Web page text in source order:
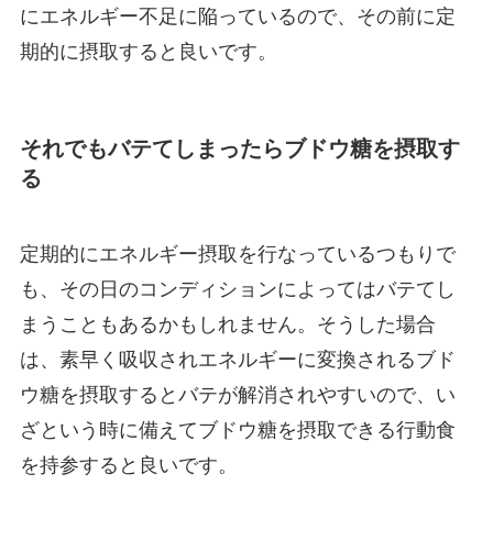
にエネルギー不足に陥っているので、その前に定
期的に摂取すると良いです。
それでもバテてしまったらブドウ糖を摂取す
る
定期的にエネルギー摂取を行なっているつもりで
も、その日のコンディションによってはバテてし
まうこともあるかもしれません。そうした場合
は、素早く吸収されエネルギーに変換されるブド
ウ糖を摂取するとバテが解消されやすいので、い
ざという時に備えてブドウ糖を摂取できる行動食
を持参すると良いです。